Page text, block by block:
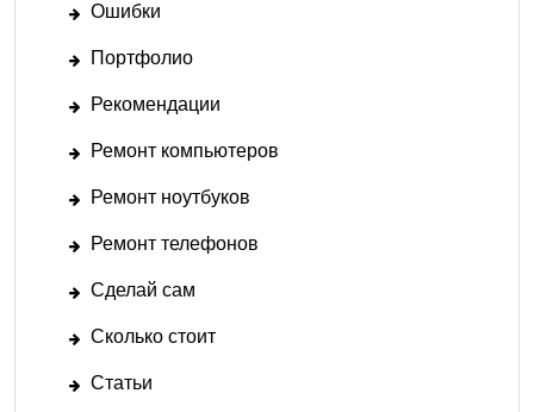
Ошибки
Портфолио
Рекомендации
Ремонт компьютеров
Ремонт ноутбуков
Ремонт телефонов
Сделай сам
Сколько стоит
Статьи